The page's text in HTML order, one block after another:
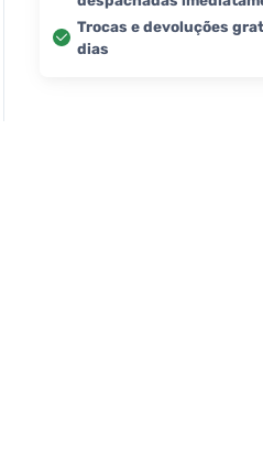
Trocas e devoluções
dias